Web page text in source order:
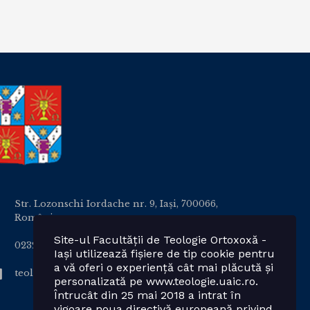
Str. Lozonschi Iordache nr. 9, Iaşi, 700066,
România
0232 201328; 0232 201102 int. 2424, 2423, 2425
teologie.ortodoxa@uaic.ro
Site-ul Facultății de Teologie Ortoxoxă -
Iași utilizează fișiere de tip cookie pentru
a vă oferi o experiență cât mai plăcută și
personalizată pe www.teologie.uaic.ro.
Întrucât din 25 mai 2018 a intrat în